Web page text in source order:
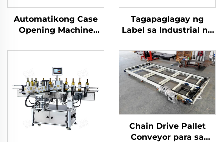
Automatikong Case
Opening Machine
Machine ENKK-01
Tagapaglagay ng
Label sa Industrial na
Anti-Slip na Hawakan
para sa mga Bote ng
Beer at Sarsa
Chain Drive Pallet
Conveyor para sa